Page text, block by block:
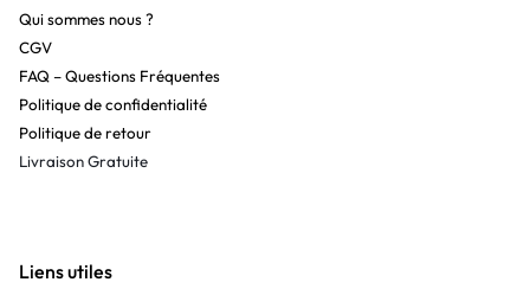
Qui sommes nous ?
CGV
FAQ – Questions Fréquentes
Politique de confidentialité
Politique de retour
Livraison Gratuite
Liens utiles